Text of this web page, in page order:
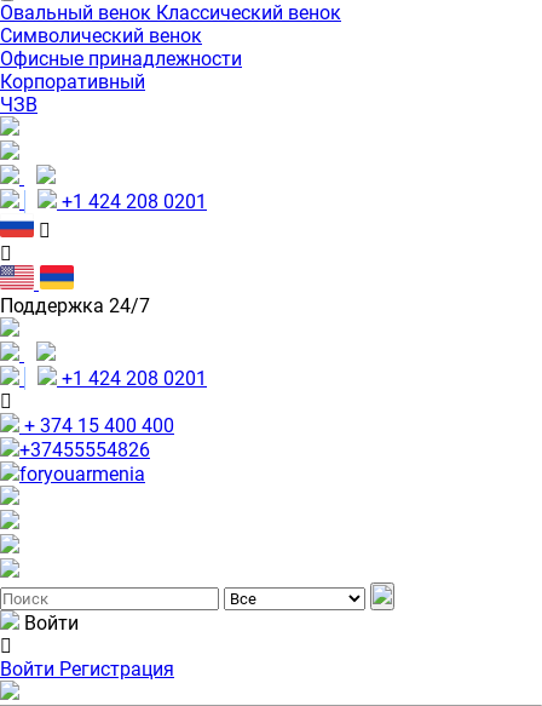
Овальный венок Классический венок
Символический венок
Офисные принадлежности
Корпоративный
ЧЗВ
+1 424 208 0201
Поддержка 24/7
+1 424 208 0201
+ 374 15 400 400
+37455554826
foryouarmenia
Войти
Войти Регистрация